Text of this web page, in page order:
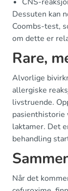
Dessuten kan
Coombs-test,
om dette er
Rare,
Alvorlige
allergiske
livstruende.
pasienthistorie
laktamer. Det
behandling
Når det